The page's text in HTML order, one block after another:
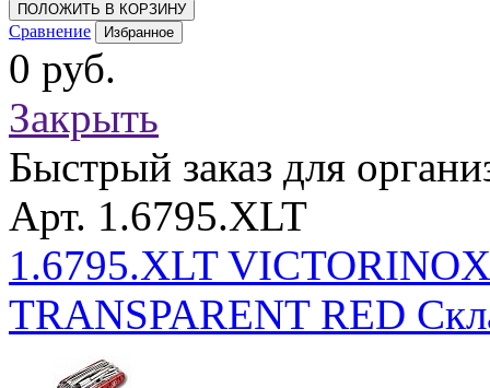
ПОЛОЖИТЬ В КОРЗИНУ
Сравнение Избранное
0 руб.
Закрыть
Быстрый заказ для
Арт. 1.6795.XLT
1.6795.XLT
TRANSPARENT RED